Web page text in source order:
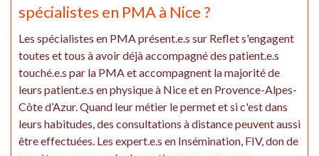
spécialistes en PMA à Nice ?
Les spécialistes en PMA présent.e.s sur Reflet s'engagent
toutes et tous à avoir déjà accompagné des patient.e.s
touché.e.s par la PMA et accompagnent la majorité de
leurs patient.e.s en physique à Nice et en Provence-Alpes-
Côte d’Azur. Quand leur métier le permet et si c'est dans
leurs habitudes, des consultations à distance peuvent aussi
être effectuées. Les expert.e.s en Insémination, FIV, don de